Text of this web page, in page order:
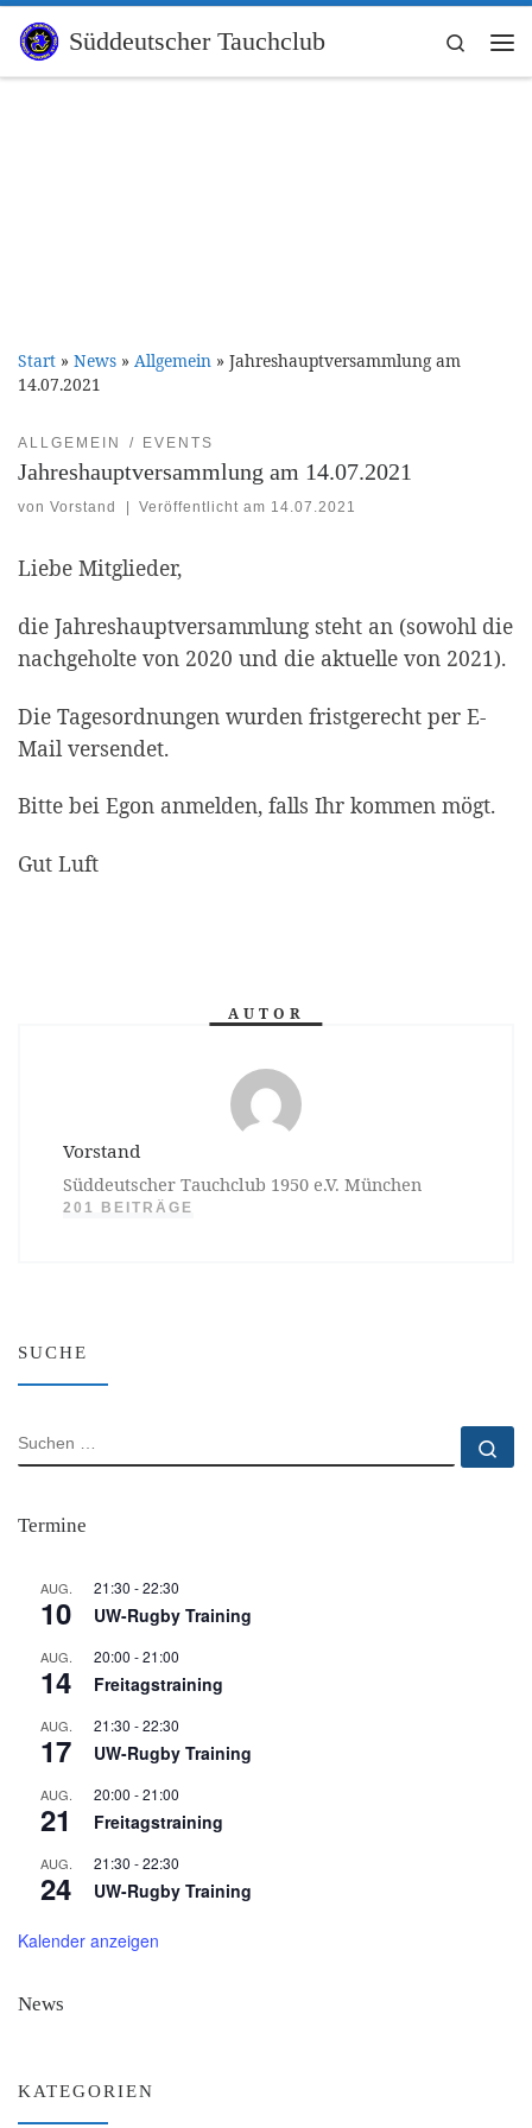
Zum Inhalt springen
Süddeutscher Tauchclub
Search
Start » News » Allgemein » Jahreshauptversammlung am
14.07.2021
ALLGEMEIN EVENTS
Jahreshauptversammlung am 14.07.2021
von Vorstand Veröffentlicht am 14.07.2021
Liebe Mitglieder,
die Jahreshauptversammlung steht an (sowohl die
nachgeholte von 2020 und die aktuelle von 2021).
Die Tagesordnungen wurden fristgerecht per E-
Mail versendet.
Bitte bei Egon anmelden, falls Ihr kommen mögt.
Gut Luft
AUTOR
Vorstand
Süddeutscher Tauchclub 1950 e.V. München
201 BEITRÄGE
SUCHE
SUCHE
Termine
AUG.
10
21:30 -22:30
UW-Rugby Training
AUG.
14
20:00 -21:00
Freitagstraining
AUG.
17
21:30 -22:30
UW-Rugby Training
AUG.
21
20:00 -21:00
Freitagstraining
AUG.
24
21:30 -22:30
UW-Rugby Training
Kalender anzeigen
News
KATEGORIEN